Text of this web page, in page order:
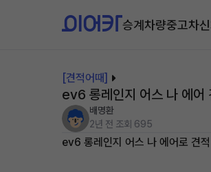
승계차량중고차
[견적어때]
ev6 롱레인지 어스 나 에어
배명환
2년 전 조회 695
ev6 롱레인지 어스 나 에어로 견